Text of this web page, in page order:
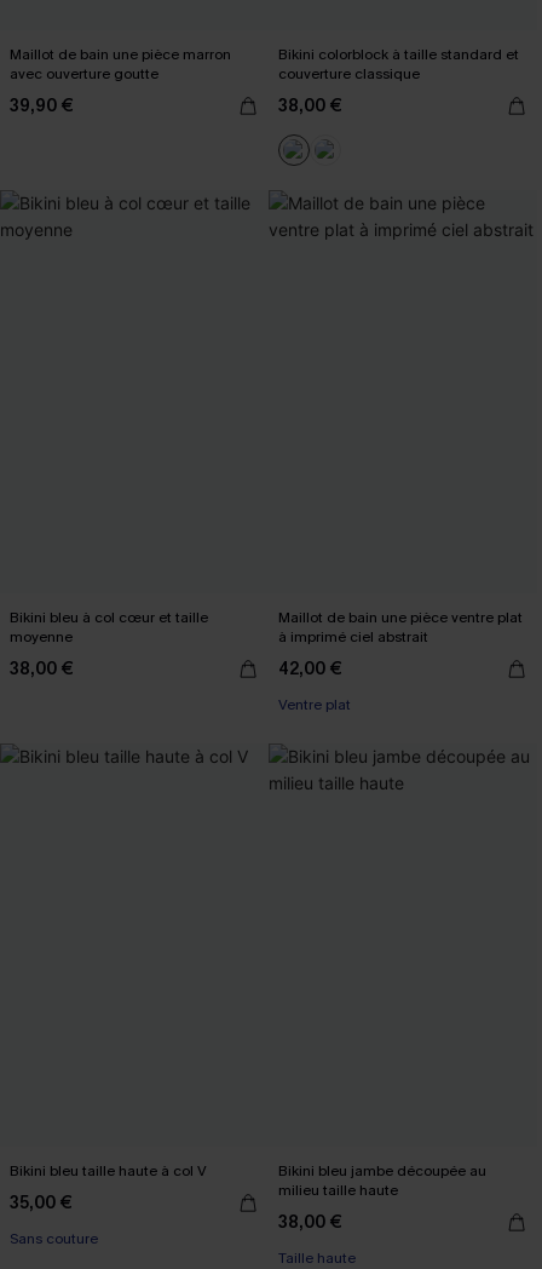
Maillot de bain une pièce marron
avec ouverture goutte
39,90 €
Bikini colorblock à taille standard et
couverture classique
38,00 €
Bikini bleu à col cœur et taille
moyenne
38,00 €
Maillot de bain une pièce ventre plat
à imprimé ciel abstrait
42,00 €
Ventre plat
Bikini bleu taille haute à col V
35,00 €
Sans couture
Bikini bleu jambe découpée au
milieu taille haute
38,00 €
Taille haute